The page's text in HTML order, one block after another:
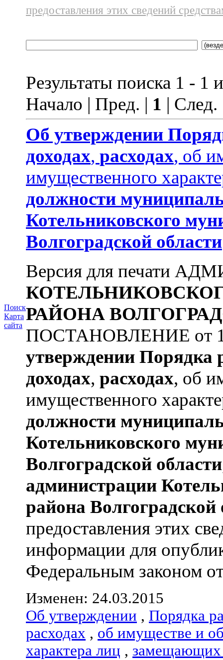
Поиск
Карта
сайта
предоставления этих сведений
Результаты поиска 1 - 1
Начало | Пред. | 1 |
Об утверждении
доходах, расходах, об
имущественного
должности
Котельниковского
Волгоградской области
Версия для печати
РАЙОНА
ПОСТАНОВЛЕНИЕ от
утверждении Порядка
доходах, расходах, об
имущественного
должности
Котельниковского
Волгоградской области
администрации
района Волгоградской
предоставления этих
информации для
Федеральным законом
Изменен: 24.03.2015
Об утверждении , Порядка
расходах , об имуществе и
характера лиц , замещающих